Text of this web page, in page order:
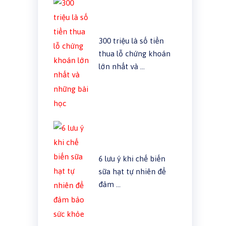
300 triệu là số tiền
thua lỗ chứng khoán
lớn nhất và …
6 lưu ý khi chế biến
sữa hạt tự nhiên để
đảm …